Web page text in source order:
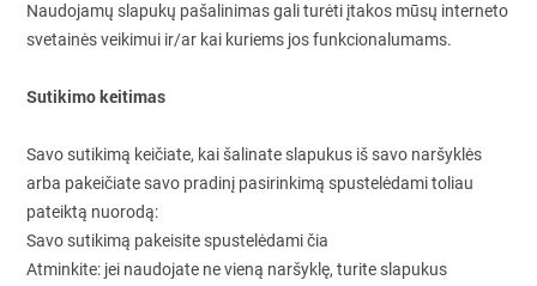
Naudojamų slapukų pašalinimas gali turėti įtakos mūsų interneto
svetainės veikimui ir/ar kai kuriems jos funkcionalumams.
Sutikimo keitimas
Savo sutikimą keičiate, kai šalinate slapukus iš savo naršyklės
arba pakeičiate savo pradinį pasirinkimą spustelėdami toliau
pateiktą nuorodą:
Savo sutikimą pakeisite spustelėdami čia
Atminkite: jei naudojate ne vieną naršyklę, turite slapukus